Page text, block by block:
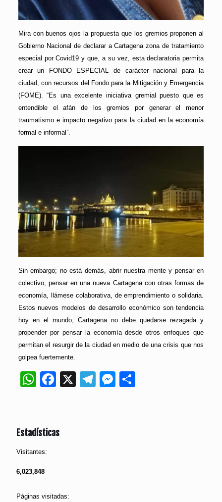
Mira con buenos ojos la propuesta que los gremios proponen al
Gobierno Nacional de declarar a Cartagena zona de tratamiento
especial por Covid19 y que, a su vez, esta declaratoria permita
crear un FONDO ESPECIAL de carácter nacional para la
ciudad, con recursos del Fondo para la Mitigación y Emergencia
(FOME). “Es una excelente iniciativa gremial puesto que es
entendible el afán de los gremios por generar el menor
traumatismo e impacto negativo para la ciudad en la economía
formal e informal”.
Sin embargo; no está demás, abrir nuestra mente y pensar en
colectivo, pensar en una nueva Cartagena con otras formas de
economía, llámese colaborativa, de emprendimiento o solidaria.
Estos nuevos modelos de desarrollo económico son tendencia
hoy en el mundo, Cartagena no debe quedarse rezagada y
propender por pensar la economía desde otros enfoques que
permitan el resurgir de la ciudad en medio de una crisis que nos
golpea fuertemente.
WhatsApp
Facebook
X Telegram
Messenger
Compartir
Estadísticas
Visitantes:
6,023,848
Páginas visitadas: